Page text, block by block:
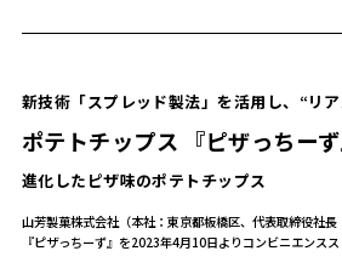
新技術「スプレッド製法」を活用し、“リ
ポテトチップス 『ピザっちーず
進化したピザ味のポテトチップス
山芳製菓株式会社（本社：東京都板橋区、代表取締役社
『ピザっちーず』を2023年4月10日よりコンビニエンスス